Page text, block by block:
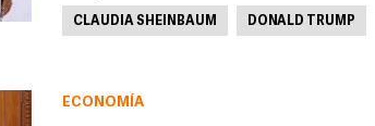
CLAUDIA SHEINBAUM DONALD TRUMP
ECONOMÍA